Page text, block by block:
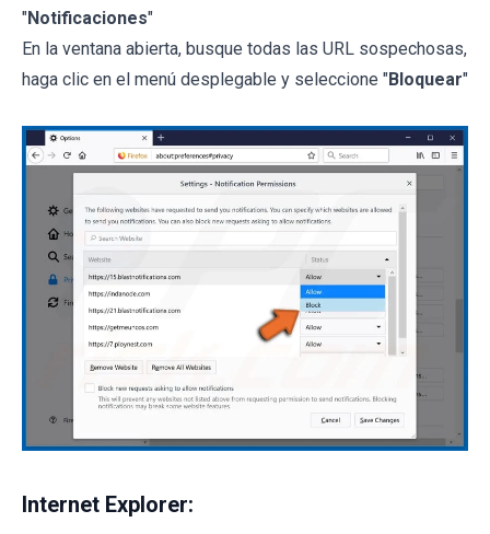
"Notificaciones"
En la ventana abierta, busque todas las URL sospechosas,
haga clic en el menú desplegable y seleccione "Bloquear"
Internet Explorer: